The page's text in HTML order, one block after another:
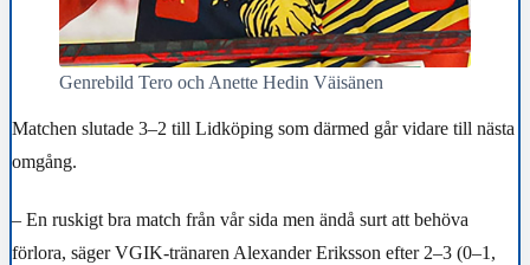
Genrebild Tero och Anette Hedin Väisänen
Matchen slutade 3–2 till Lidköping som därmed går vidare till nästa
omgång.
– En ruskigt bra match från vår sida men ändå surt att behöva
förlora, säger VGIK-tränaren Alexander Eriksson efter 2–3 (0–1,